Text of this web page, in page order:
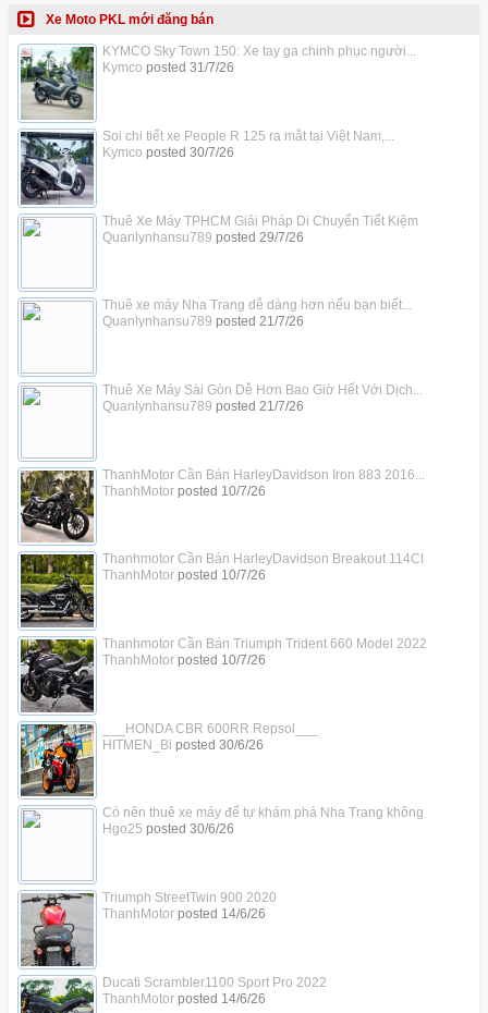
Xe Moto PKL mới đăng bán
KYMCO Sky Town 150: Xe tay ga chinh phục người...
Kymco posted 31/7/26
Soi chi tiết xe People R 125 ra mắt tại Việt Nam,...
Kymco posted 30/7/26
Thuê Xe Máy TPHCM Giải Pháp Di Chuyển Tiết Kiệm
Quanlynhansu789 posted 29/7/26
Thuê xe máy Nha Trang dễ dàng hơn nếu bạn biết...
Quanlynhansu789 posted 21/7/26
Thuê Xe Máy Sài Gòn Dễ Hơn Bao Giờ Hết Với Dịch...
Quanlynhansu789 posted 21/7/26
ThanhMotor Cần Bán HarleyDavidson Iron 883 2016...
ThanhMotorposted 10/7/26
Thanhmotor Cần Bán HarleyDavidson Breakout 114CI
ThanhMotorposted 10/7/26
Thanhmotor Cần Bán Triumph Trident 660 Model 2022
ThanhMotorposted 10/7/26
___HONDA CBR 600RR Repsol___
HITMEN_Bi posted 30/6/26
Có nên thuê xe máy để tự khám phá Nha Trang không
Hgo25 posted 30/6/26
Triumph StreetTwin 900 2020
ThanhMotorposted 14/6/26
Ducati Scrambler1100 Sport Pro 2022
ThanhMotorposted 14/6/26